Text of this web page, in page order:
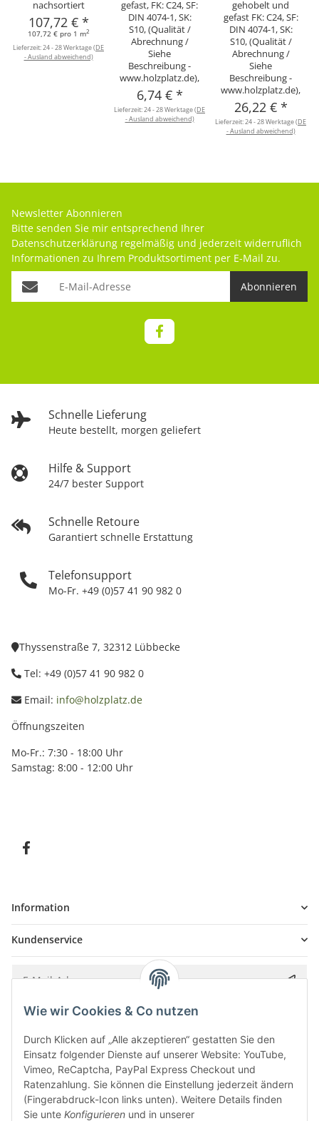
nachsortiert
107,72 € *
107,72 € pro 1 m2
Lieferzeit:24 - 28 Werktage(DE
- Ausland abweichend)
gefast, FK: C24, SF:
DIN 4074-1, SK:
S10, (Qualität /
Abrechnung /
Siehe
Beschreibung -
www.holzplatz.de),
6,74 € *
Lieferzeit:24 - 28 Werktage(DE
- Ausland abweichend)
gehobelt und
gefast FK: C24, SF:
DIN 4074-1, SK:
S10, (Qualität /
Abrechnung /
Siehe
Beschreibung -
www.holzplatz.de),
26,22 € *
Lieferzeit:24 - 28 Werktage(DE
- Ausland abweichend)
Schnelle Lieferung
Heute bestellt, morgen geliefert
Hilfe & Support
24/7 bester Support
Schnelle Retoure
Garantiert schnelle Erstattung
Telefonsupport
Mo-Fr. +49 (0)57 41 90 982 0
Newsletter Abonnieren
Bitte senden Sie mir entsprechend Ihrer
Datenschutzerklärung regelmäßig und jederzeit widerruflich
Informationen zu Ihrem Produktsortiment per E-Mail zu.
Abonnieren
Thyssenstraße 7, 32312 Lübbecke
Tel: +49 (0)57 41 90 982 0
Email: info@holzplatz.de
Öffnungszeiten
Mo-Fr.: 7:30 - 18:00 Uhr
Samstag: 8:00 - 12:00 Uhr
Information
Kundenservice
Bitte senden Sie mir entsprechend IhrerDatenschutzerklärung
Wie wir Cookies & Co nutzen
Durch Klicken auf „Alle akzeptieren“ gestatten Sie den
Einsatz folgender Dienste auf unserer Website: YouTube,
Vimeo, ReCaptcha, PayPal Express Checkout und
Ratenzahlung. Sie können die Einstellung jederzeit ändern
(Fingerabdruck-Icon links unten). Weitere Details finden
Sie unte Konfigurieren und in unserer